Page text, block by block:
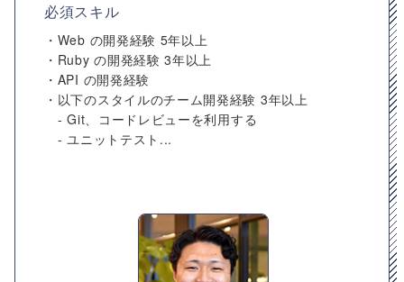
必須スキル
・Web の開発経験 5年以上
・Ruby の開発経験 3年以上
・API の開発経験
・以下のスタイルのチーム開発経験 3年以上
- Git、コードレビューを利用する
- ユニットテスト...